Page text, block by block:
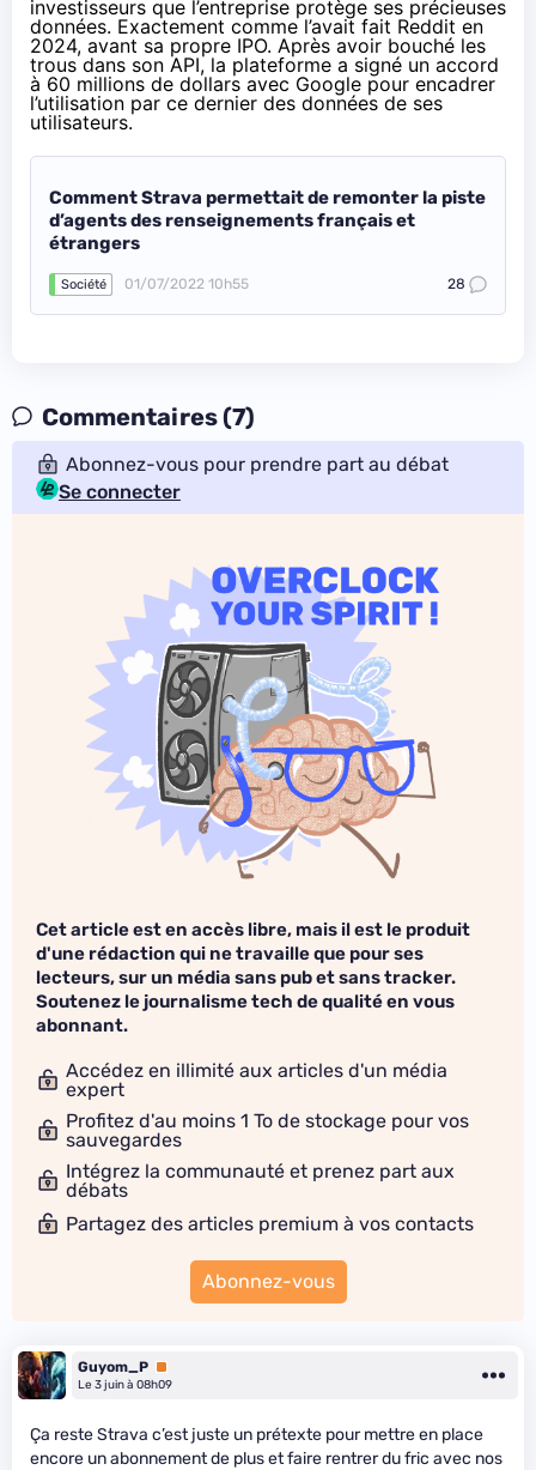
investisseurs que l’entreprise protège ses précieuses
données. Exactement comme l’avait fait Reddit en
2024, avant sa propre IPO. Après avoir bouché les
trous dans son API, la plateforme a signé un accord
à 60 millions de dollars avec Google pour encadrer
l’utilisation par ce dernier des données de ses
utilisateurs.
Comment Strava permettait de remonter la piste
d’agents des renseignements français et
étrangers
Société 01/07/2022 10h55 28
Commentaires (7)
Abonnez-vous pour prendre part au débat
Se connecter
Cet article est en accès libre, mais il est le produit
d'une rédaction qui ne travaille que pour ses
lecteurs, sur un média sans pub et sans tracker.
Soutenez le journalisme tech de qualité en vous
abonnant.
Accédez en illimité aux articles d'un média
expert
Profitez d'au moins 1 To de stockage pour vos
sauvegardes
Intégrez la communauté et prenez part aux
débats
Partagez des articles premium à vos contacts
Abonnez-vous
Guyom_P Premium
Le 3 juin à 08h09
Ça reste Strava c’est juste un prétexte pour mettre en place
encore un abonnement de plus et faire rentrer du fric avec nos